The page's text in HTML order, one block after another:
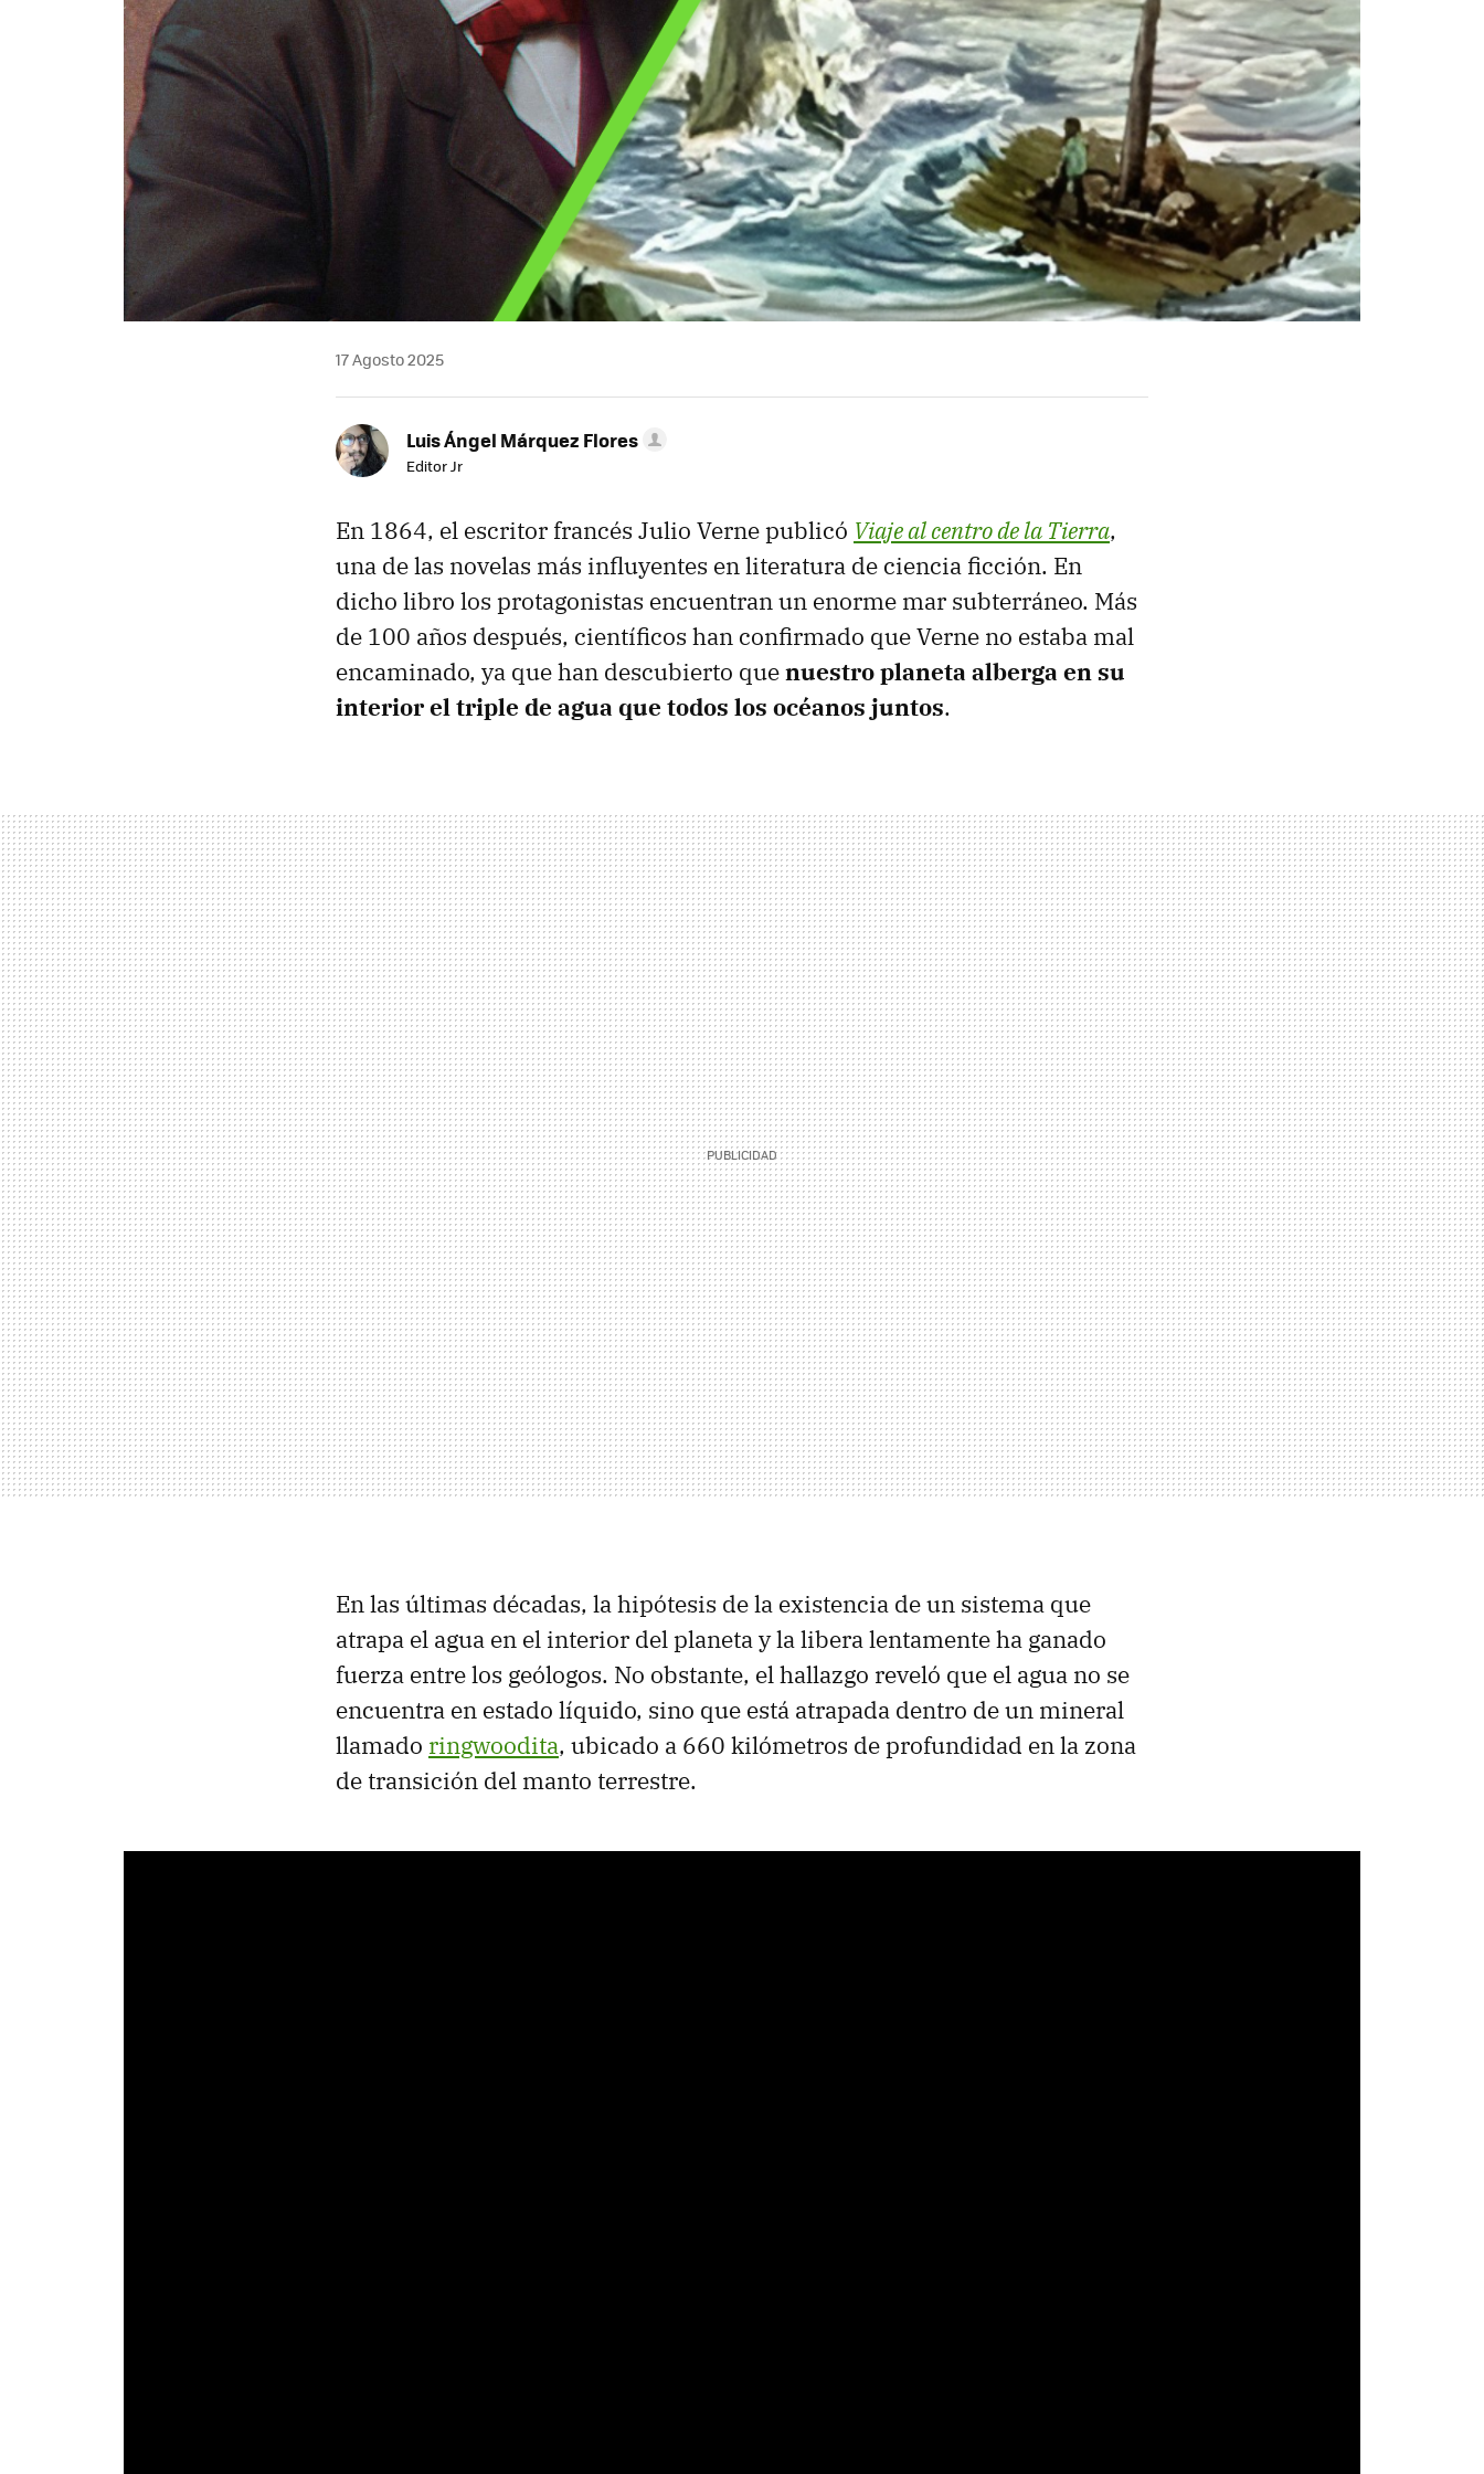
17 Agosto 2025
Luis Ángel Márquez Flores
Editor Jr
En 1864, el escritor francés Julio Verne publicó Viaje al centro de la Tierra,
una de las novelas más influyentes en literatura de ciencia ficción. En
dicho libro los protagonistas encuentran un enorme mar subterráneo. Más
de 100 años después, científicos han confirmado que Verne no estaba mal
encaminado, ya que han descubierto quenuestro planeta alberga en su
interior el triple de agua que todos los océanos juntos.
En las últimas décadas, la hipótesis de la existencia de un sistema que
atrapa el agua en el interior del planeta y la libera lentamente ha ganado
fuerza entre los geólogos. No obstante, el hallazgo reveló que el agua no se
encuentra en estado líquido, sino que está atrapada dentro de un mineral
llamado ringwoodita, ubicado a 660 kilómetros de profundidad en la zona
de transición del manto terrestre.